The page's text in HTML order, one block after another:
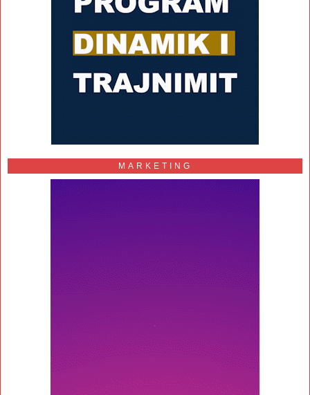
MARKETING